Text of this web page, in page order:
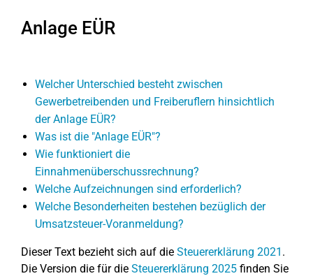
Anlage EÜR
Welcher Unterschied besteht zwischen
Gewerbetreibenden und Freiberuflern hinsichtlich
der Anlage EÜR?
Was ist die "Anlage EÜR"?
Wie funktioniert die
Einnahmenüberschussrechnung?
Welche Aufzeichnungen sind erforderlich?
Welche Besonderheiten bestehen bezüglich der
Umsatzsteuer-Voranmeldung?
Dieser Text bezieht sich auf die Steuererklärung 2021 .
Die Version die für die Steuererklärung 2025 finden Sie